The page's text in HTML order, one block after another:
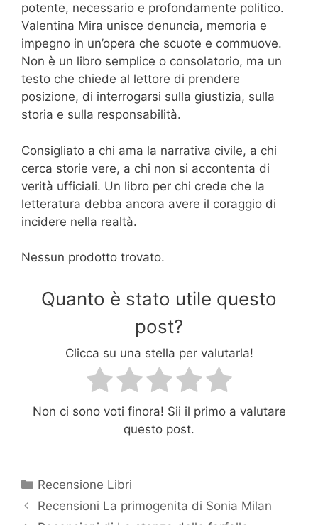
potente, necessario e profondamente politico.
Valentina Mira unisce denuncia, memoria e
impegno in un’opera che scuote e commuove.
Non è un libro semplice o consolatorio, ma un
testo che chiede al lettore di prendere
posizione, di interrogarsi sulla giustizia, sulla
storia e sulla responsabilità.
Consigliato a chi ama la narrativa civile, a chi
cerca storie vere, a chi non si accontenta di
verità ufficiali. Un libro per chi crede che la
letteratura debba ancora avere il coraggio di
incidere nella realtà.
Nessun prodotto trovato.
Quanto è stato utile questo
post?
Clicca su una stella per valutarla!
Non ci sono voti finora! Sii il primo a valutare
questo post.
Categorie
Recensione Libri
Recensioni La primogenita di Sonia Milan